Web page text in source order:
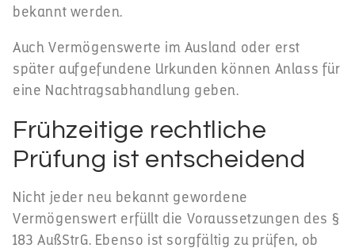
bekannt werden.
Auch Vermögenswerte im Ausland oder erst
später aufgefundene Urkunden können Anlass für
eine Nachtragsabhandlung geben.
Frühzeitige rechtliche
Prüfung ist entscheidend
Nicht jeder neu bekannt gewordene
Vermögenswert erfüllt die Voraussetzungen des §
183 AußStrG. Ebenso ist sorgfältig zu prüfen, ob